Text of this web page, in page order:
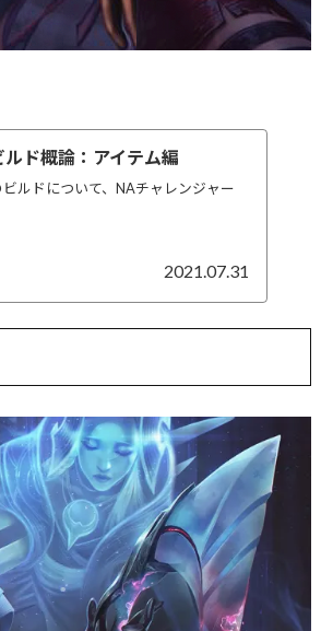
ド概論：アイテム編
ルドについて、NAチャレンジャー
2021.07.31